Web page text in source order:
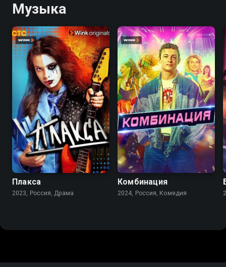
Музыка
7.7
Плакса
2023, Россия, Драма
7.6
Комбинация
2024, Россия, Комедия